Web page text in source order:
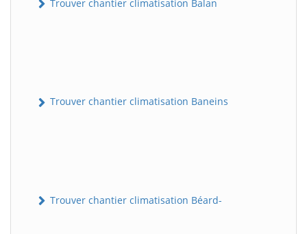
Trouver chantier climatisation Balan
Trouver chantier climatisation Baneins
Trouver chantier climatisation Béard-